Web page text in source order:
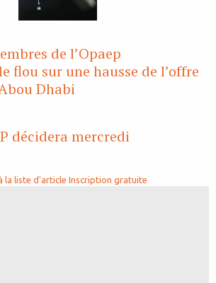
de l’Opaep
flou sur une hausse de l’offre
Dhabi
décidera mercredi
la liste d'article Inscription gratuite